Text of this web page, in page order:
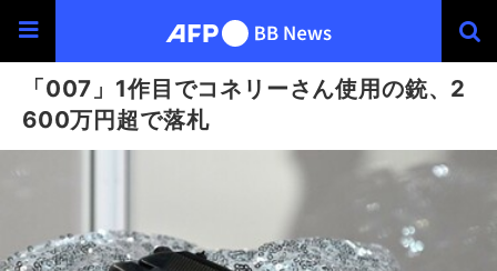
「007」1作目でコネリーさん使用の銃、2
600万円超で落札